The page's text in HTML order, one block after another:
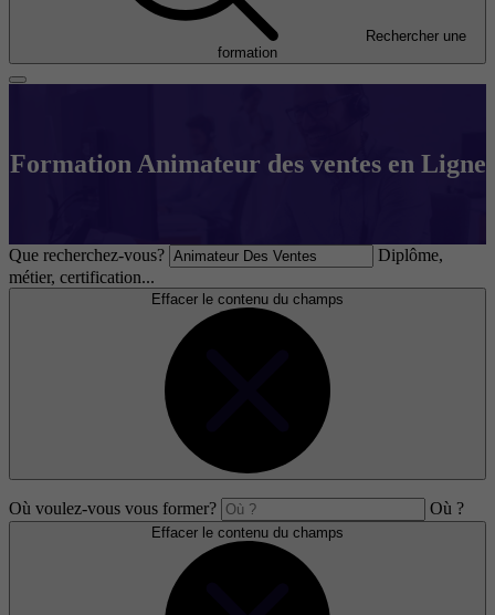
Rechercher une
formation
Formation Animateur des ventes en Ligne
Que recherchez-vous?
Diplôme,
métier, certification...
Effacer le contenu du champs
Où voulez-vous vous former? Où ?
Effacer le contenu du champs